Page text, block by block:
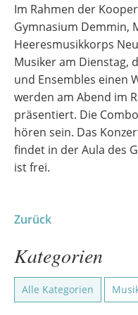
Im Rahmen der
Gymnasium Demmin,
Heeresmusikkorps
Musiker am Dienstag,
und Ensembles einen
werden am Abend im
präsentiert. Die
hören sein. Das
findet in der Aula des
ist frei.
Zurück
Kategorien
Alle Kategorien